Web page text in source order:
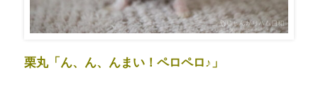
栗丸「ん、ん、んまい！ペロペロ♪」